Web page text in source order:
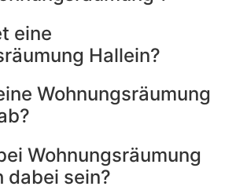
eine
Hallein?
Wohnungsräumung
Wohnungsräumung
dabei sein?